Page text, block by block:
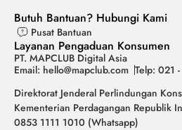
Butuh Bantuan? Hubungi Kami
Pusat Bantuan
Layanan Pengaduan Konsumen
PT. MAPCLUB Digital Asia
Email: hello@mapclub.com Telp: 021
Direktorat Jenderal Perlindungan
Kementerian Perdagangan Republik
0853 1111 1010 (Whatsapp)